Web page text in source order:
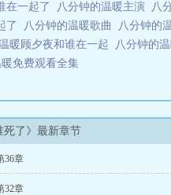
在一起了 八分钟的温暖主演 八
了 八分钟的温暖歌曲 八分钟的
暖顾夕夜和谁在一起 八分钟的
免费观看全集
死了》最新章节
36章
32章